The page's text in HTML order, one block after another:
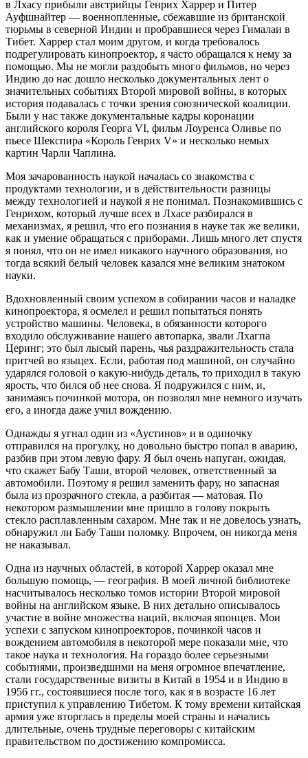
в Лхасу прибыли австрийцы Генрих Харрер и Питер
Ауфшнайтер — военнопленные, сбежавшие из британской
тюрьмы в северной Индии и пробравшиеся через Гималаи в
Тибет. Харрер стал моим другом, и когда требовалось
подрегулировать кинопроектор, я часто обращался к нему за
помощью. Мы не могли раздобыть много фильмов, но через
Индию до нас дошло несколько документальных лент о
значительных событиях Второй мировой войны, в которых
история подавалась с точки зрения союзнической коалиции.
Были у нас также документальные кадры коронации
английского короля Георга VI, фильм Лоуренса Оливье по
пьесе Шекспира «Король Генрих V» и несколько немых
картин Чарли Чаплина.
Моя зачарованность наукой началась со знакомства с
продуктами технологии, и в действительности разницы
между технологией и наукой я не понимал. Познакомившись с
Генрихом, который лучше всех в Лхасе разбирался в
механизмах, я решил, что его познания в науке так же велики,
как и умение обращаться с приборами. Лишь много лет спустя
я понял, что он не имел никакого научного образования, но
тогда всякий белый человек казался мне великим знатоком
науки.
Вдохновленный своим успехом в собирании часов и наладке
кинопроектора, я осмелел и решил попытаться понять
устройство машины. Человека, в обязанности которого
входило обслуживание нашего автопарка, звали Лхагпа
Церинг; это был лысый парень, чья раздражительность стала
притчей во языцех. Если, работая под машиной, он случайно
ударялся головой о какую-нибудь деталь, то приходил в такую
ярость, что бился об нее снова. Я подружился с ним, и,
занимаясь починкой мотора, он позволял мне немного изучать
его, а иногда даже учил вождению.
Однажды я угнал один из «Аустинов» и в одиночку
отправился на прогулку, но довольно быстро попал в аварию,
разбив при этом левую фару. Я был очень напуган, ожидая,
что скажет Бабу Таши, второй человек, ответственный за
автомобили. Поэтому я решил заменить фару, но запасная
была из прозрачного стекла, а разбитая — матовая. По
некотором размышлении мне пришло в голову покрыть
стекло расплавленным сахаром. Мне так и не довелось узнать,
обнаружил ли Бабу Таши поломку. Впрочем, он никогда меня
не наказывал.
Одна из научных областей, в которой Харрер оказал мне
большую помощь, — география. В моей личной библиотеке
насчитывалось несколько томов истории Второй мировой
войны на английском языке. В них детально описывалось
участие в войне множества наций, включая японцев. Мои
успехи с запуском кинопроекторов, починкой часов и
вождением автомобиля в некоторой мере показали мне, что
такое наука и технология. На гораздо более серьезными
событиями, произведшими на меня огромное впечатление,
стали государственные визиты в Китай в 1954 и в Индию в
1956 гг., состоявшиеся после того, как я в возрасте 16 лет
приступил к управлению Тибетом. К тому времени китайская
армия уже вторглась в пределы моей страны и начались
длительные, очень трудные переговоры с китайским
правительством по достижению компромисса.